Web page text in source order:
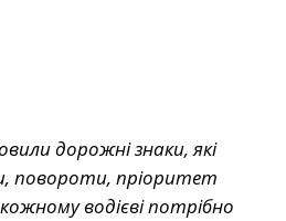
дорожні знаки, які
повороти, пріоритет
водієві потрібно